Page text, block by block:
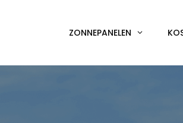
ZONNEPANELEN